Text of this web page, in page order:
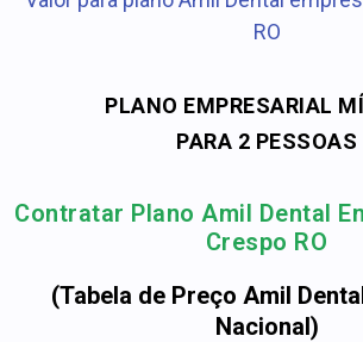
RO
PLANO EMPRESARIAL
PARA 2 PESSOAS
Contratar Plano Amil Dental
Crespo RO
(Tabela de Preço Amil
Nacional)